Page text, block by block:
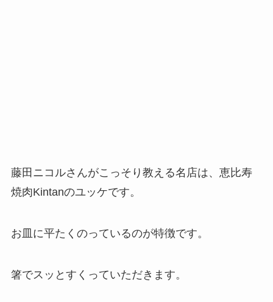
藤田ニコルさんがこっそり教える名店は、恵比寿
焼肉Kintanのユッケです。
お皿に平たくのっているのが特徴です。
箸でスッとすくっていただきます。